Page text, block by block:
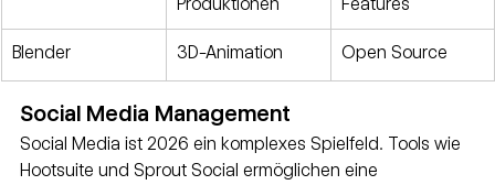
Blender 3D-Animation Open Source
Social Media Management
Social Media ist 2026 ein komplexes Spielfeld. Tools wie
Hootsuite und Sprout Social ermöglichen eine